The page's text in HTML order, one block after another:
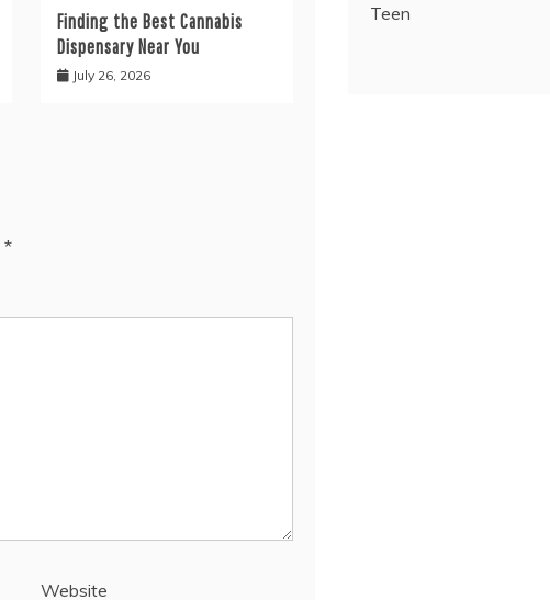
Finding the Best Cannabis
Dispensary Near You
July 26, 2026
*
Website
Teen